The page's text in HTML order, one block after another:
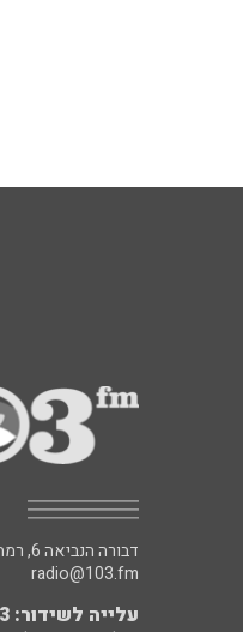
דבורה הנביאה 6, רמת השרון
radio@103.fm
עלייה לשידור: 0552-103-103